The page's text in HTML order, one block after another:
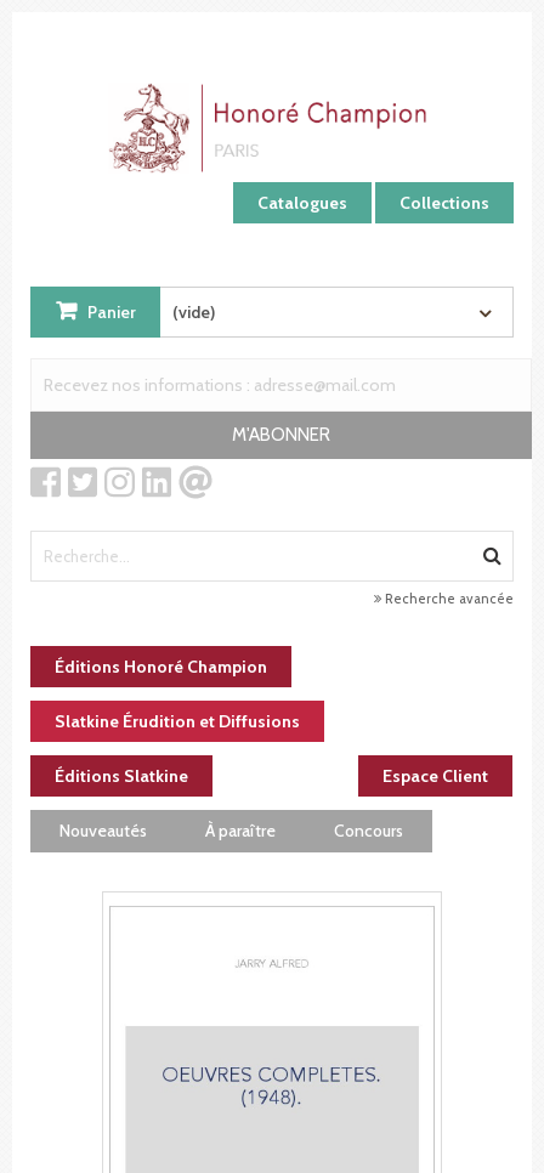
Catalogues Collections
Panier (vide)
M'ABONNER
Recherche avancée
Éditions Honoré Champion
Slatkine Érudition et Diffusions
Éditions Slatkine Espace Client
Nouveautés À paraître Concours